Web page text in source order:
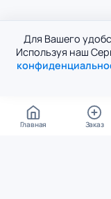
Для Вашего
Используя наш
Главная Заказ